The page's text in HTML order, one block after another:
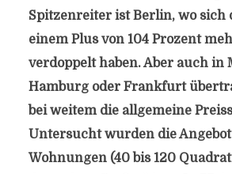
Spitzenreiter ist Berlin, wo sich
einem Plus von 104 Prozent
verdoppelt haben. Aber auch in
Hamburg oder Frankfurt
bei weitem die allgemeine
Untersucht wurden die
Wohnungen (40 bis 120